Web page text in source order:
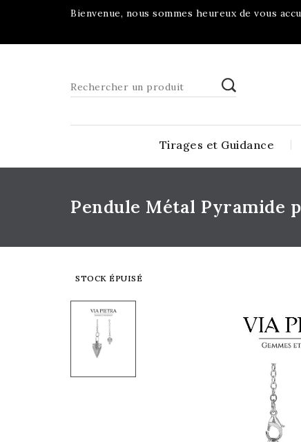
Bienvenue, nous sommes heureux de vous
Tirages et Guidance
Pendule Métal Pyramide
STOCK ÉPUISÉ